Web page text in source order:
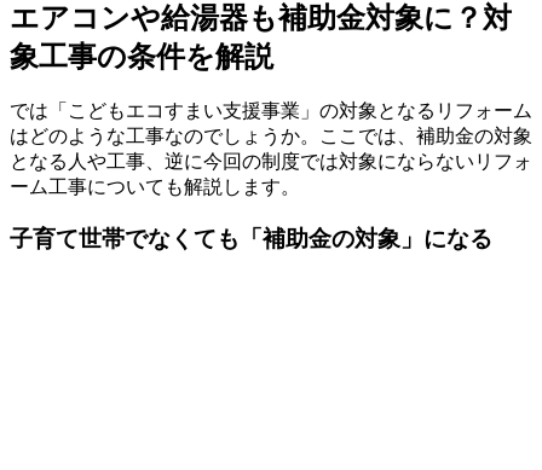
エアコンや給湯器も補助金対象に？対
象工事の条件を解説
では「こどもエコすまい支援事業」の対象となるリフォーム
はどのような工事なのでしょうか。ここでは、補助金の対象
となる人や工事、逆に今回の制度では対象にならないリフォ
ーム工事についても解説します。
子育て世帯でなくても「補助金の対象」になる